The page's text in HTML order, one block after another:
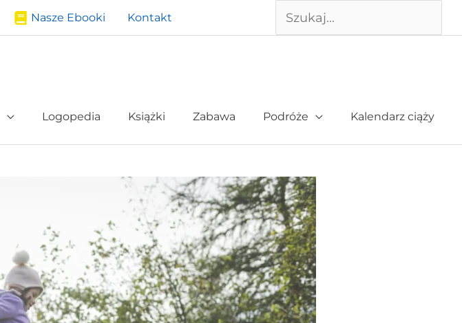
Nasze Ebooki Kontakt Szukaj
Logopedia Książki Zabawa Podróże Kalendarz ciąży